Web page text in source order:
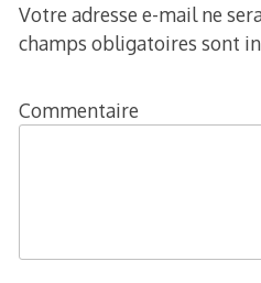
Votre adresse e-mail ne
champs obligatoires sont
Commentaire